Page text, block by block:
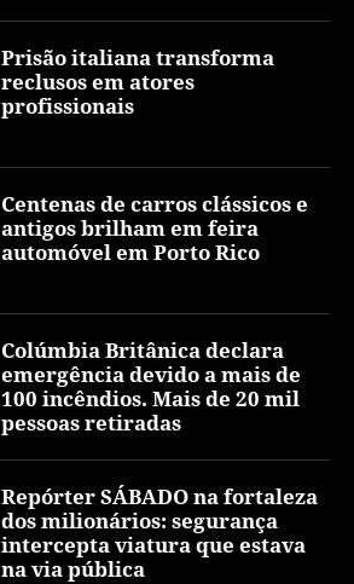
Prisão italiana transforma
reclusos em atores
profissionais
Centenas de carros clássicos e
antigos brilham em feira
automóvel em Porto Rico
Colúmbia Britânica declara
emergência devido a mais de
100 incêndios. Mais de 20 mil
pessoas retiradas
Repórter SÁBADO na fortaleza
dos milionários: segurança
intercepta viatura que estava
na via pública